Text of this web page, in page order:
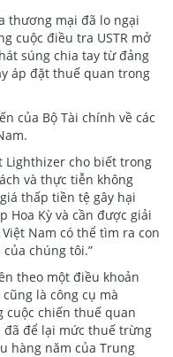
thương mại đã lo ngại
cuộc điều tra USTR mở
súng chia tay từ đảng
áp đặt thuế quan trong
của Bộ Tài chính về các
Lighthizer cho biết trong
và thực tiễn không
thấp tiền tệ gây hại
Hoa Kỳ và cần được giải
Việt Nam có thể tìm ra con
chúng tôi.”
theo một điều khoản
là công cụ mà
cuộc chiến thuế quan
đã để lại mức thuế trừng
hàng năm của Trung